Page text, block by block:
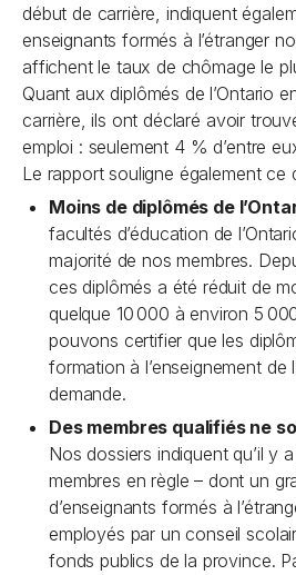
début de carrière, indiquent
enseignants formés à l’étranger
affichent le taux de chômage le
Quant aux diplômés de l’Ontario
carrière, ils ont déclaré avoir
emploi : seulement 4 % d’entre
Le rapport souligne également ce
Moins de diplômés de
facultés d’éducation de
majorité de nos membres.
ces diplômés a été réduit de
quelque 10 000 à environ 5
pouvons certifier que les
formation à l’enseignement de
demande.
Des membres qualifiés ne
Nos dossiers indiquent qu’il y
membres en règle – dont un
d’enseignants formés à
employés par un conseil
fonds publics de la province.